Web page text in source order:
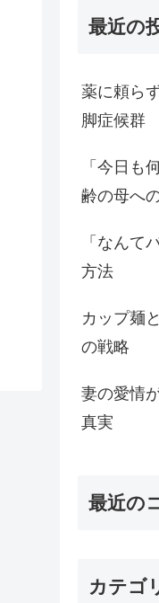
最近の
薬に頼ら
脚症候群
「今日も
齢の母へ
「なんて
方法
カップ麺
の戦略
妻の愛情
真実
最近の
カテゴ